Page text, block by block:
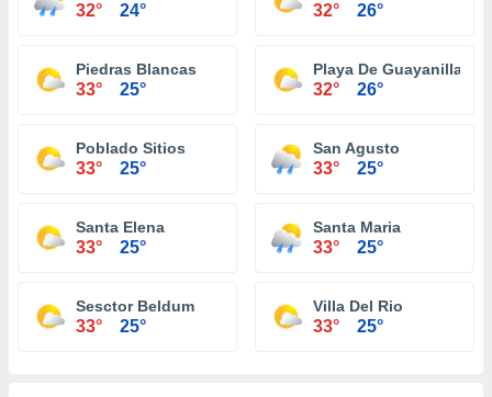
32° 24° 32° 26°
Piedras Blancas
33° 25°
Playa De Guayanilla
32° 26°
Poblado Sitios
33° 25°
San Agusto
33° 25°
Santa Elena
33° 25°
Santa Maria
33° 25°
Sesctor Beldum
33° 25°
Villa Del Rio
33° 25°